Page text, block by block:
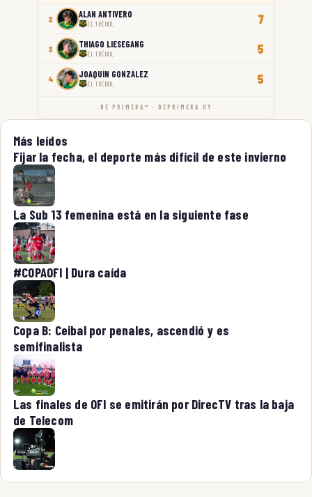
2 ALAN ANTIVERO
EL TRÉBOL 7
3 THIAGO LIESEGANG
EL TRÉBOL 5
4 JOAQUÍN GONZÁLEZ
EL TRÉBOL 5
DE PRIMERA™ · DEPRIMERA.UY
Más leídos
Fijar la fecha, el deporte más difícil de este invierno
La Sub 13 femenina está en la siguiente fase
#COPAOFI | Dura caída
Copa B: Ceibal por penales, ascendió y es
semifinalista
Las finales de OFI se emitirán por DirecTV tras la baja
de Telecom